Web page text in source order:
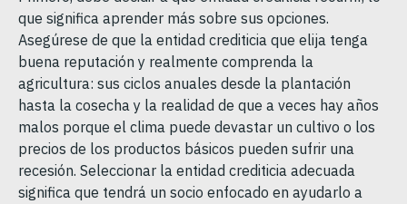
que significa aprender más sobre sus opciones.
Asegúrese de que la entidad crediticia que elija tenga
buena reputación y realmente comprenda la
agricultura: sus ciclos anuales desde la plantación
hasta la cosecha y la realidad de que a veces hay años
malos porque el clima puede devastar un cultivo o los
precios de los productos básicos pueden sufrir una
recesión. Seleccionar la entidad crediticia adecuada
significa que tendrá un socio enfocado en ayudarlo a